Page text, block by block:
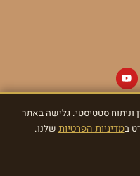
סטטיסטי. גלישה באתר
במדיניות הפרטיותשלנו.